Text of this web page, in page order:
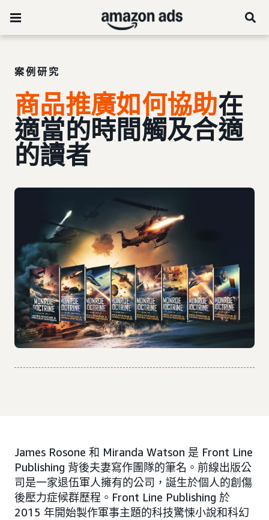
案例研究
商品推廣如何協助在
適當的時間觸及合適
的讀者
James Rosone 和 Miranda Watson 是 Front Line
Publishing 背後夫妻寫作團隊的筆名。前線出版公
司是一家退伍軍人擁有的公司，誕生於個人的創傷
後壓力症候群歷程。Front Line Publishing 於
2015 年開始製作軍事主題的科技驚悚小說和科幻